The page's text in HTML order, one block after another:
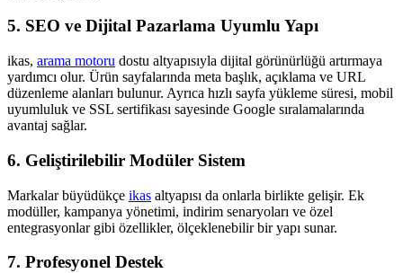
5. SEO ve Dijital Pazarlama Uyumlu Yapı
ikas, arama motoru dostu altyapısıyla dijital görünürlüğü artırmaya
yardımcı olur. Ürün sayfalarında meta başlık, açıklama ve URL
düzenleme alanları bulunur. Ayrıca hızlı sayfa yükleme süresi, mobil
uyumluluk ve SSL sertifikası sayesinde Google sıralamalarında
avantaj sağlar.
6. Geliştirilebilir Modüler Sistem
Markalar büyüdükçe ikas altyapısı da onlarla birlikte gelişir. Ek
modüller, kampanya yönetimi, indirim senaryoları ve özel
entegrasyonlar gibi özellikler, ölçeklenebilir bir yapı sunar.
7. Profesyonel Destek